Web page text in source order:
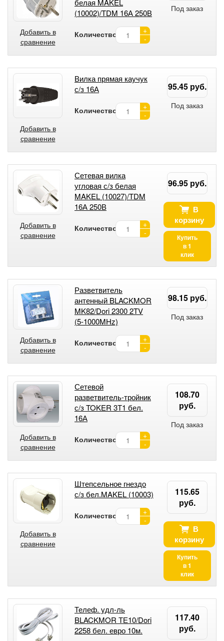
Добавить в
сравнение
белая MAKEL
(10002)/TDM 16А 250В
Количество:
+
-
Под заказ
Добавить в
сравнение
Вилка прямая каучук
с/з 16А
Количество:
+
-
95.45 руб.
Под заказ
Добавить в
сравнение
Сетевая вилка
угловая с/з белая
MAKEL (10027)/TDM
16А 250В
Количество:
+
-
96.95 руб.
В
корзину
Купить
в 1
клик
Добавить в
сравнение
Разветвитель
антенный BLACKMOR
MK82/Dori 2300 2TV
(5-1000MHz)
Количество:
+
-
98.15 руб.
Под заказ
Добавить в
сравнение
Сетевой
разветвитель-тройник
с/з TOKER 3Т1 бел.
16А
Количество:
+
-
108.70
руб.
Под заказ
Добавить в
сравнение
Штепсельное гнездо
с/з бел.MAKEL (10003)
Количество:
+
-
115.65
руб.
В
корзину
Купить
в 1
клик
Телеф. удл-ль
BLACKMOR ТЕ10/Dori
2258 бел. евро 10м.
117.40
руб.